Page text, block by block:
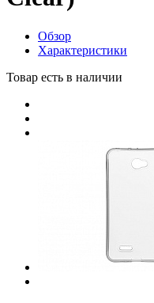
Обзор
Характеристики
Товар есть в наличии